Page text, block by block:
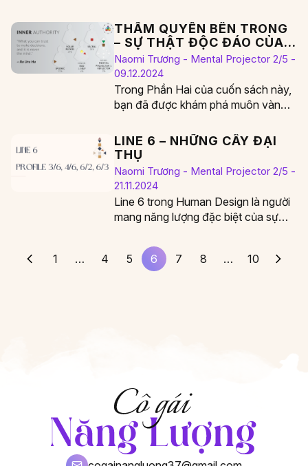
THẨM QUYỀN BÊN TRONG
– SỰ THẬT ĐỘC ĐÁO CỦA
CHÚNG TA
Naomi Trương - Mental Projector 2/5 -
09.12.2024
Trong Phần Hai của cuốn sách này,
bạn đã được khám phá muôn vàn
LINE 6 – NHỮNG CÂY ĐẠI
THỤ
Naomi Trương - Mental Projector 2/5 -
21.11.2024
Line 6 trong Human Design là người
mang năng lượng đặc biệt của sự
1
… 4 5 6 7 8 … 10